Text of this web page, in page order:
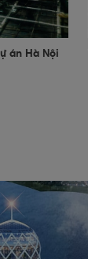
án Hà Nội